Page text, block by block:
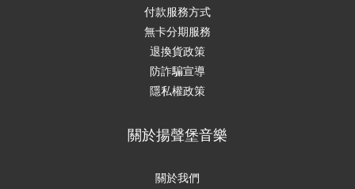
付款服務方式
無卡分期服務
退換貨政策
防詐騙宣導
隱私權政策
關於揚聲堡音樂
關於我們